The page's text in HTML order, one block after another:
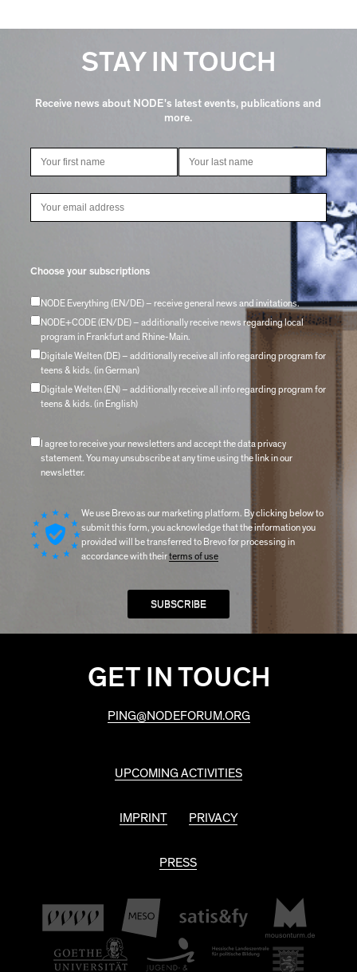
STAY IN TOUCH
Receive news about NODE's latest events, publications and
more.
Choose your subscriptions
NODE Everything (EN/DE) – receive general news and invitations.
NODE+CODE (EN/DE) – additionally receive news regarding local
program in Frankfurt and Rhine-Main.
Digitale Welten (DE) – additionally receive all info regarding program for
teens & kids. (in German)
Digitale Welten (EN) – additionally receive all info regarding program for
teens & kids. (in English)
I agree to receive your newsletters and accept the data privacy
statement. You may unsubscribe at any time using the link in our
newsletter.
We use Brevo as our marketing platform. By clicking below to
submit this form, you acknowledge that the information you
provided will be transferred to Brevo for processing in
accordance with theirterms of use
GET IN TOUCH
PING@NODEFORUM.ORG
UPCOMING ACTIVITIES
IMPRINT PRIVACY
PRESS